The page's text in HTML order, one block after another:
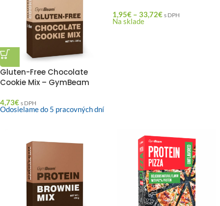
Gluten-Free Chocolate
Cookie Mix – GymBeam
4,73€ s DPH
Odosielame do 5 pracovných dní
1,95€ – 33,72€ s DPH
Na sklade